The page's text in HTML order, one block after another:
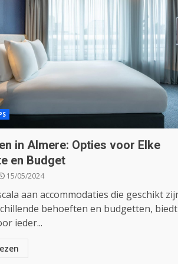
in Almere: Opties voor Elke
en Budget
15/05/2024
aan accommodaties die geschikt
behoeften en budgetten, biedt
ieder...